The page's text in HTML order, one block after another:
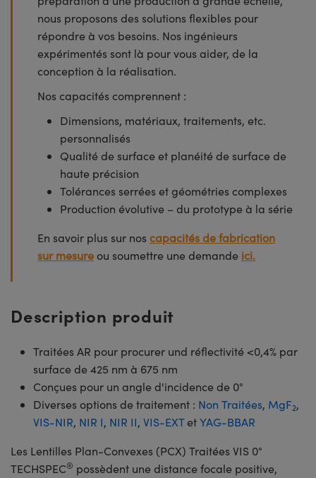
nous proposons des solutions flexibles pour
répondre à vos besoins. Nos ingénieurs
expérimentés sont là pour vous aider, de la
conception à la réalisation.
Nos capacités comprennent :
Dimensions, matériaux, traitements, etc.
personnalisés
Qualité de surface et planéité de surface de
haute précision
Tolérances serrées et géométries complexes
Production évolutive – du prototype à la série
En savoir plus sur nos capacités de fabrication
sur mesure ou soumettre une demande ici.
Description produit
Traitées AR pour procurer und réflectivité <0,4% par
surface de 425 nm à 675 nm
Conçues pour un angle d'incidence de 0°
Diverses options de traitement : Non Traitées, MgF2,
VIS-NIR, NIR I, NIR II, VIS-EXTetYAG-BBAR
Les Lentilles Plan-Convexes (PCX) Traitées VIS 0°
TECHSPEC® possèdent une distance focale positive,